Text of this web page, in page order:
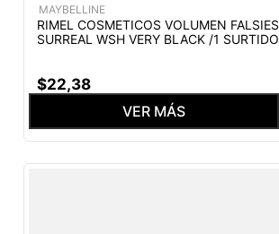
MAYBELLINE
RIMEL COSMETICOS VOLUMEN FALSIES
SURREAL WSH VERY BLACK /1 SURTIDO
$22,38
VER MÁS